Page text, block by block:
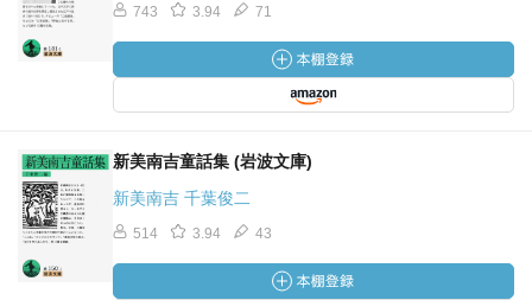
743 3.94 71
新美南吉童話集 (岩波文庫)
新美南吉 千葉俊二
514 3.94 43